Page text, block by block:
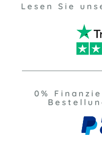
Lesen Sie
0%